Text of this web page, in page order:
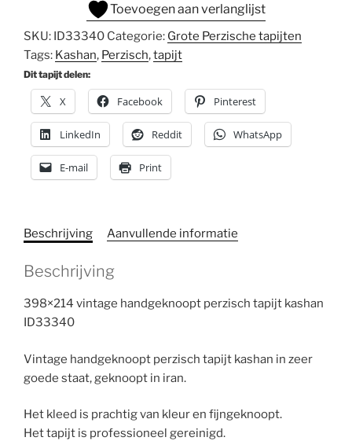
Toevoegen aan verlanglijst
SKU: ID33340 Categorie: Grote Perzische tapijten
Tags: Kashan, Perzisch,tapijt
Dit tapijt delen:
X Facebook Pinterest
LinkedIn Reddit WhatsApp
E-mail Print
Beschrijving Aanvullende informatie
Beschrijving
398×214 vintage handgeknoopt perzisch tapijt kashan
ID33340
Vintage handgeknoopt perzisch tapijt kashan in zeer
goede staat, geknoopt in iran.
Het kleed is prachtig van kleur en fijngeknoopt.
Het tapijt is professioneel gereinigd.